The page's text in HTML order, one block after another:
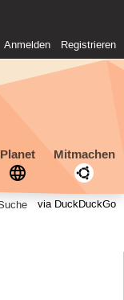
Anmelden Registrieren
Planet Mitmachen
via DuckDuckGo